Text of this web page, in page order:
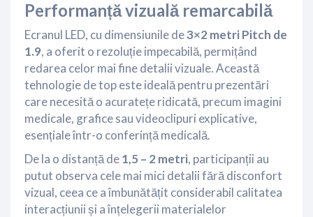
Performanță vizuală remarcabilă
Ecranul LED, cu dimensiunile de3×2 metriPitch de
1.9, a oferit o rezoluție impecabilă, permițând
redarea celor mai fine detalii vizuale. Această
tehnologie de top este ideală pentru prezentări
care necesită o acuratețe ridicată, precum imagini
medicale, grafice sau videoclipuri explicative,
esențiale într-o conferință medicală.
De la o distanță de1,5 – 2 metri, participanții au
putut observa cele mai mici detalii fără disconfort
vizual, ceea ce a îmbunătățit considerabil calitatea
interacțiunii și a înțelegerii materialelor